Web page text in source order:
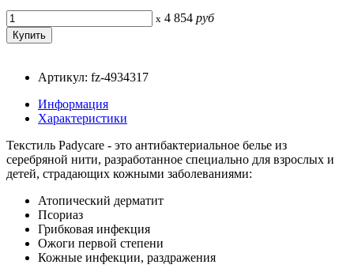
x 4 854 руб
Артикул: fz-4934317
Информация
Характеристики
Текстиль Padycare - это антибактериальное белье из
серебряной нити, разработанное специально для взрослых и
детей, страдающих кожными заболеваниями:
Атопический дерматит
Псориаз
Грибковая инфекция
Ожоги первой степени
Кожные инфекции, раздражения